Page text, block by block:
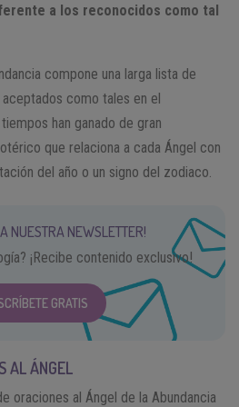
a los reconocidos como tal
compone una larga lista de
aceptados como tales en el
han ganado de gran
que relaciona a cada Ángel con
del año o un signo del zodiaco.
NUESTRA NEWSLETTER!
¡Recibe contenido exclusivo!
GRATIS
AL ÁNGEL
oraciones al Ángel de la Abundancia